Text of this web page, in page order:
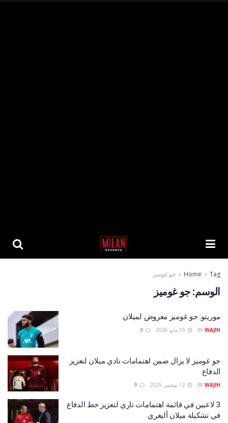
Home Tag جو غوميز
الوسم:جو غوميز
موريتو: جو غوميز معروض لميلان
BY WAJIH
جو غوميز لا يزال ضمن اهتمامات نادي ميلان لتعزيز
الدفاع
BY WAJIH
3 لاعبين في قائمة اهتمامات تاري لتعزيز خط الدفاع
في تشكيلة ميلان أليغري